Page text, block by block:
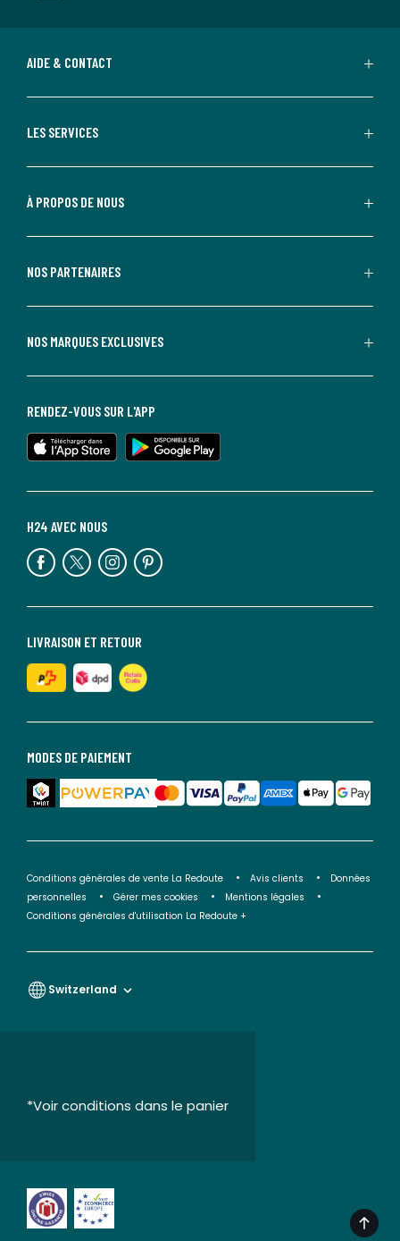
AIDE & CONTACT
LES SERVICES
À PROPOS DE NOUS
NOS PARTENAIRES
NOS MARQUES EXCLUSIVES
MODES DE PAIEMENT
LIVRAISON ET RETOUR
H24 AVEC NOUS
RENDEZ-VOUS SUR L'APP
Conditions générales de vente La Redoute Avis clients
Données
personnelles
Gérer mes cookies
Mentions légales
Conditions générales d'utilisation La Redoute +
Switzerland
*Voir conditions dans le panier